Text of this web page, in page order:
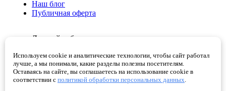
Наш блог
Публичная оферта
Личный кабинет
Избранное
Корзина
Проверенные поставщики
Используем cookie и аналитические технологии, чтобы сайт работал
лучше, а мы понимали, какие разделы полезны посетителям.
Оставаясь на сайте, вы соглашаетесь на использование cookie в
соответствии с политикой обработки персональных данных.